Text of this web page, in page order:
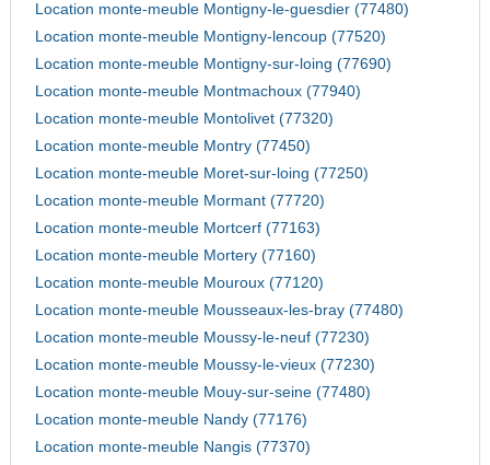
Location monte-meuble Montigny-le-guesdier (77480)
Location monte-meuble Montigny-lencoup (77520)
Location monte-meuble Montigny-sur-loing (77690)
Location monte-meuble Montmachoux (77940)
Location monte-meuble Montolivet (77320)
Location monte-meuble Montry (77450)
Location monte-meuble Moret-sur-loing (77250)
Location monte-meuble Mormant (77720)
Location monte-meuble Mortcerf (77163)
Location monte-meuble Mortery (77160)
Location monte-meuble Mouroux (77120)
Location monte-meuble Mousseaux-les-bray (77480)
Location monte-meuble Moussy-le-neuf (77230)
Location monte-meuble Moussy-le-vieux (77230)
Location monte-meuble Mouy-sur-seine (77480)
Location monte-meuble Nandy (77176)
Location monte-meuble Nangis (77370)